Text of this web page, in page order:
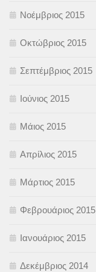
Νοέμβριος 2015
Οκτώβριος 2015
Σεπτέμβριος 2015
Ιούνιος 2015
Μάιος 2015
Απρίλιος 2015
Μάρτιος 2015
Φεβρουάριος 2015
Ιανουάριος 2015
Δεκέμβριος 2014